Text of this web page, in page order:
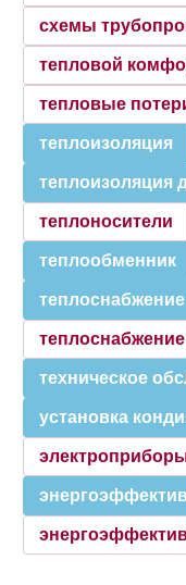
схемы
тепловой
тепловые
теплоизоляция
теплоизоляция
теплоносители
теплообменник
теплоснабжение
техническое
установка